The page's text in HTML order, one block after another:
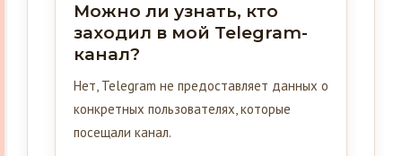
Можно ли узнать, кто
заходил в мой Telegram-
канал?
Нет, Telegram не предоставляет данных о
конкретных пользователях, которые
посещали канал.